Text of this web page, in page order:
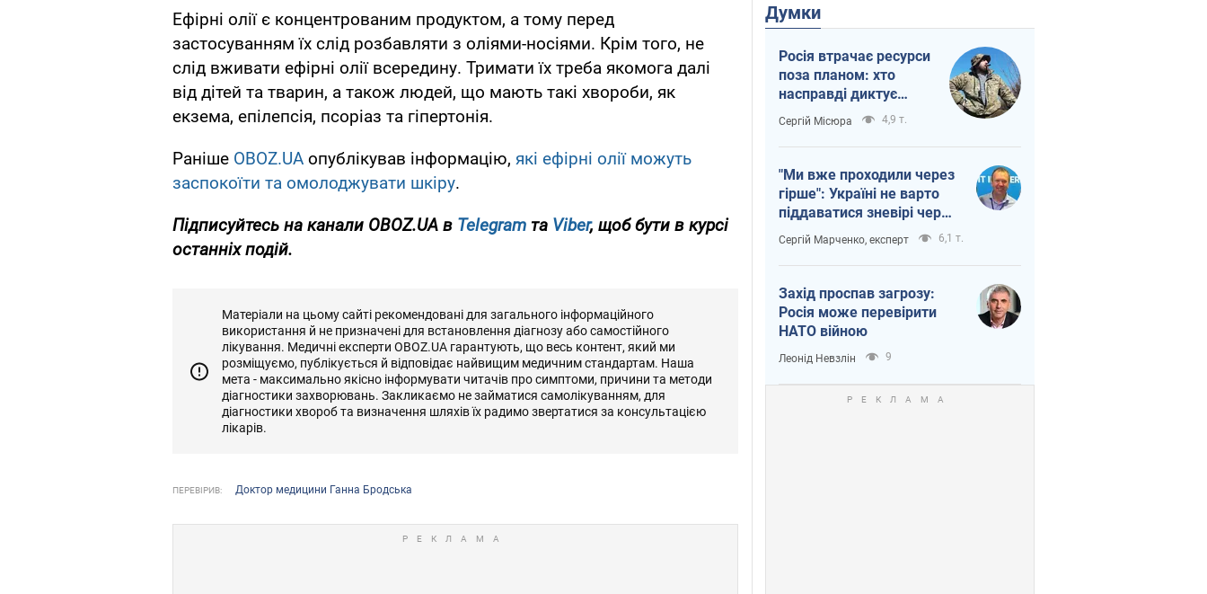
Ефірні олії є концентрованим продуктом, а тому перед
застосуванням їх слід розбавляти з оліями-носіями. Крім того, не
слід вживати ефірні олії всередину. Тримати їх треба якомога далі
від дітей та тварин, а також людей, що мають такі хвороби, як
екзема, епілепсія, псоріаз та гіпертонія.
Раніше OBOZ.UA опублікував інформацію, які ефірні олії можуть
заспокоїти та омолоджувати шкіру.
Підписуйтесь на канали OBOZ.UA в Telegram та Viber, щоб бути в курсі
останніх подій.
Матеріали на цьому сайті рекомендовані для загального інформаційного
використання й не призначені для встановлення діагнозу або самостійного
лікування. Медичні експерти OBOZ.UA гарантують, що весь контент, який ми
розміщуємо, публікується й відповідає найвищим медичним стандартам. Наша
мета - максимально якісно інформувати читачів про симптоми, причини та методи
діагностики захворювань. Закликаємо не займатися самолікуванням, для
діагностики хвороб та визначення шляхів їх радимо звертатися за консультацією
лікарів.
ПЕРЕВІРИВ: Доктор медицини Ганна Бродська
Думки
Росія втрачає ресурси
поза планом: хто
насправді диктує
темп війни
Сергій Місюра 4,9 т.
"Ми вже проходили через
гірше": Україні не варто
піддаватися зневірі через
ракетний терор
Сергій Марченко, експерт 6,1 т.
Захід проспав загрозу:
Росія може перевірити
НАТО війною
Леонід Невзлін 9